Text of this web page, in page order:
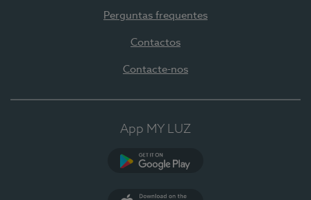
Perguntas frequentes
Contactos
Contacte-nos
App MY LUZ